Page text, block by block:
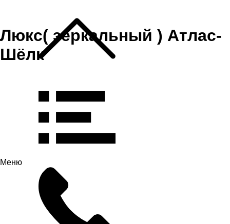
Меню
Люкс( зеркальный ) Атлас-
Шёлк